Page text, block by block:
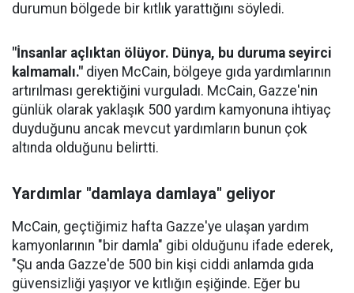
durumun bölgede bir kıtlık yarattığını söyledi.
"İnsanlar açlıktan ölüyor. Dünya, bu duruma seyirci
kalmamalı." diyen McCain, bölgeye gıda yardımlarının
artırılması gerektiğini vurguladı. McCain, Gazze'nin
günlük olarak yaklaşık 500 yardım kamyonuna ihtiyaç
duyduğunu ancak mevcut yardımların bunun çok
altında olduğunu belirtti.
Yardımlar "damlaya damlaya" geliyor
McCain, geçtiğimiz hafta Gazze'ye ulaşan yardım
kamyonlarının "bir damla" gibi olduğunu ifade ederek,
"Şu anda Gazze'de 500 bin kişi ciddi anlamda gıda
güvensizliği yaşıyor ve kıtlığın eşiğinde. Eğer bu